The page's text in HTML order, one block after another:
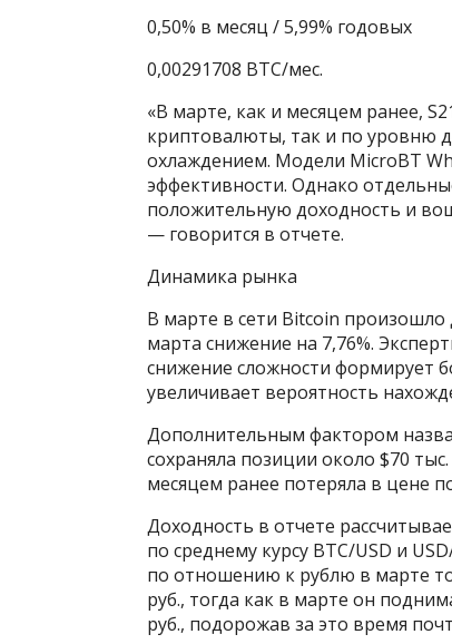
0,50% в месяц / 5,99% годовых
0,00291708 BTC/мес.
«В марте, как и месяцем ранее,
криптовалюты, так и по уровню
охлаждением. Модели MicroBT
эффективности. Однако
положительную доходность и
— говорится в отчете.
Динамика рынка
В марте в сети Bitcoin произошло
марта снижение на 7,76%.
снижение сложности формирует
увеличивает вероятность
Дополнительным фактором
сохраняла позиции около $70
месяцем ранее потеряла в цене
Доходность в отчете
по среднему курсу BTC/USD и
по отношению к рублю в марте
руб., тогда как в марте он
руб., подорожав за это время